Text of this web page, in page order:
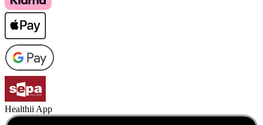
Healthii App